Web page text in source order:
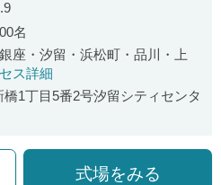
コミ評価
名
座・汐留・浜松町・品川・上
ス詳細
1丁目5番2号汐留シティセンタ
式場をみる